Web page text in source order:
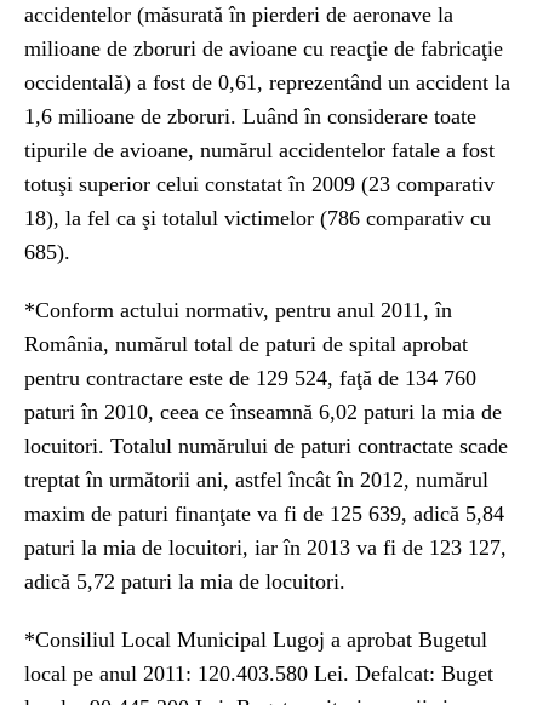
accidentelor (măsurată în pierderi de aeronave la
milioane de zboruri de avioane cu reacţie de fabricaţie
occidentală) a fost de 0,61, reprezentând un accident la
1,6 milioane de zboruri. Luând în considerare toate
tipurile de avioane, numărul accidentelor fatale a fost
totuşi superior celui constatat în 2009 (23 comparativ
18), la fel ca şi totalul victimelor (786 comparativ cu
685).
*Conform actului normativ, pentru anul 2011, în
România, numărul total de paturi de spital aprobat
pentru contractare este de 129 524, faţă de 134 760
paturi în 2010, ceea ce înseamnă 6,02 paturi la mia de
locuitori. Totalul numărului de paturi contractate scade
treptat în următorii ani, astfel încât în 2012, numărul
maxim de paturi finanţate va fi de 125 639, adică 5,84
paturi la mia de locuitori, iar în 2013 va fi de 123 127,
adică 5,72 paturi la mia de locuitori.
*Consiliul Local Municipal Lugoj a aprobat Bugetul
local pe anul 2011: 120.403.580 Lei. Defalcat: Buget